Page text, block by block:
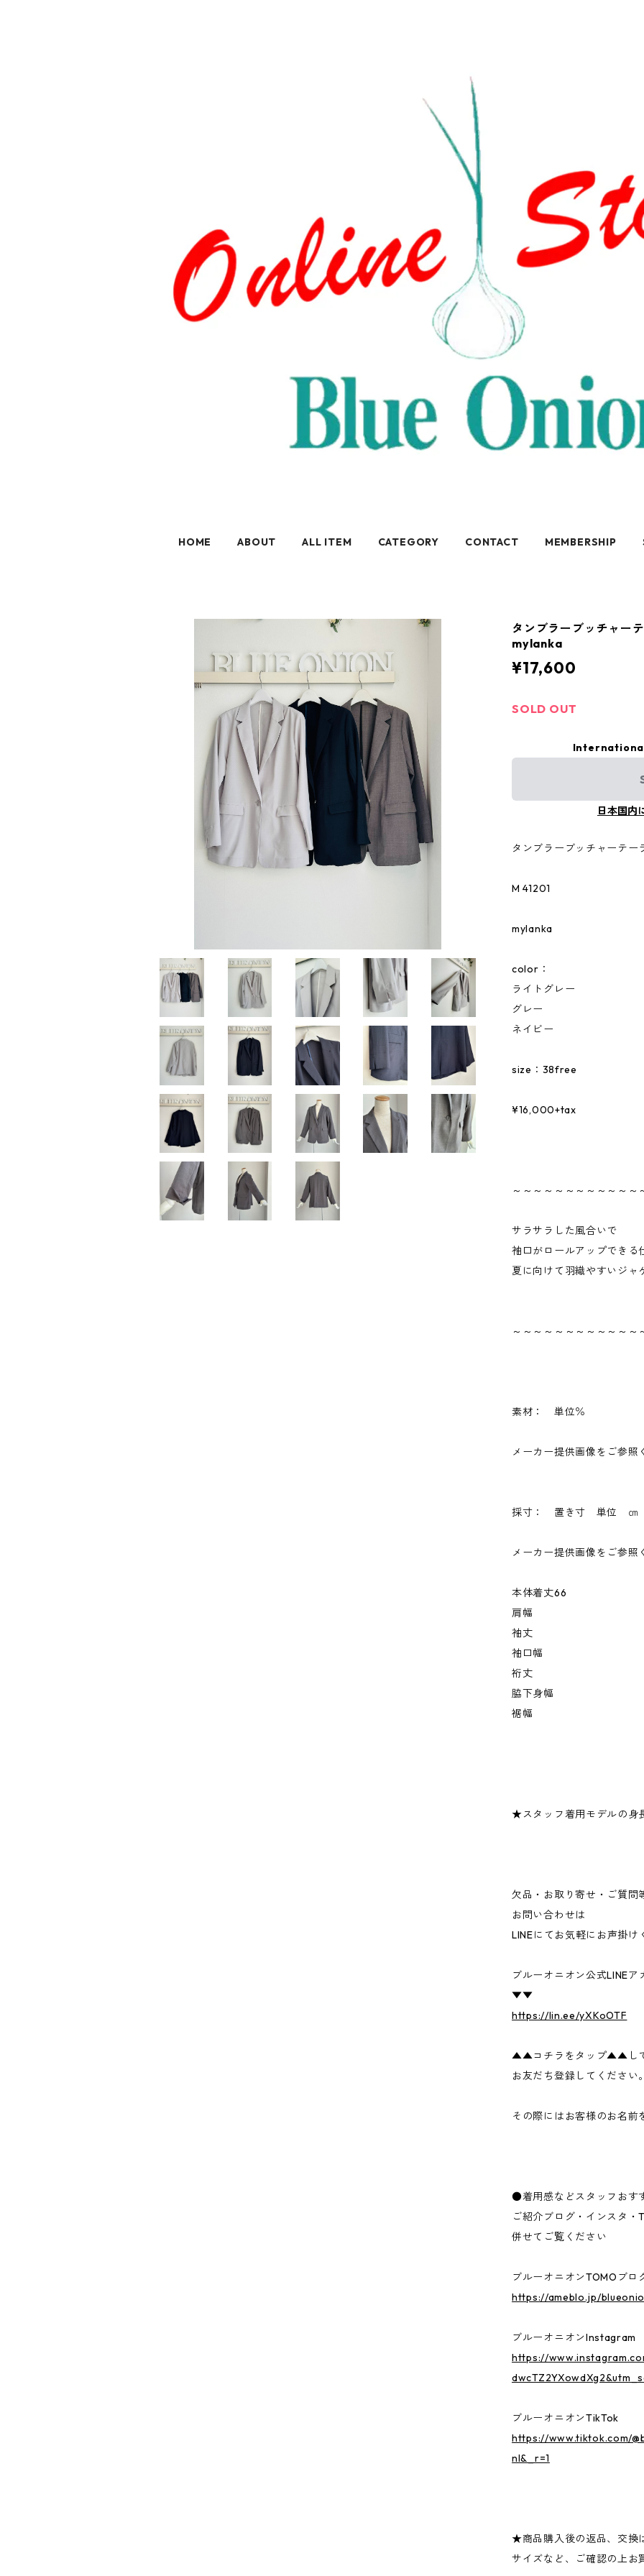
HOME ABOUT ALL ITEM CATEGORY CONTACT MEMBERSHIP
タンブラーブッチャー
mylanka
¥17,600
SOLD OUT
日本国内
タンブラーブッチャーテー
M 41201
mylanka
color：
ライトグレー
グレー
ネイビー
size：38free
¥16,000+tax
～～～～～～～～～～～～
サラサラした風合いで
袖口がロールアップできる
夏に向けて羽織やすいジャ
～～～～～～～～～～～～
素材： 単位％
メーカー提供画像をご参照
採寸： 置き寸 単位 ㎝
メーカー提供画像をご参照
本体着丈66
肩幅
袖丈
袖口幅
裄丈
脇下身幅
裾幅
★スタッフ着用モデルの身
欠品・お取り寄せ・ご質問
お問い合わせは
LINEにてお気軽にお声掛け
ブルーオニオン公式LINEア
▼▼
https://lin.ee/yXKoOTF
▲▲コチラをタップ▲▲し
お友だち登録してください。
その際にはお客様のお名前
●着用感などスタッフおす
ご紹介ブログ・インスタ・
併せてご覧ください
ブルーオニオンTOMOブロ
https://ameblo.jp/
ブルーオニオンInstagram
https://
ブルーオニオンTikTok
https://www.tiktok.com/
nI&_r=1
★商品購入後の返品、交換
サイズなど、ご確認の上お